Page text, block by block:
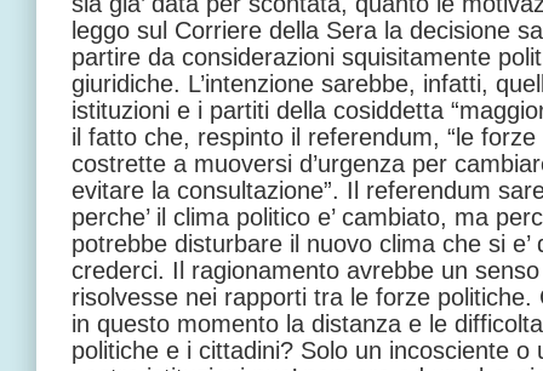
leggo sul Corriere della Sera la decisione
partire da considerazioni squisitamente
giuridiche. L’intenzione sarebbe, infatti,
istituzioni e i partiti della cosiddetta
il fatto che, respinto il referendum, “le
costrette a muoversi d’urgenza per
evitare la consultazione”. Il referendum
perche’ il clima politico e’ cambiato, ma
potrebbe disturbare il nuovo clima che si
crederci. Il ragionamento avrebbe un
risolvesse nei rapporti tra le forze
in questo momento la distanza e le
politiche e i cittadini? Solo un incosciente o